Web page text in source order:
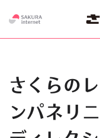
さくらの
ンパネリ